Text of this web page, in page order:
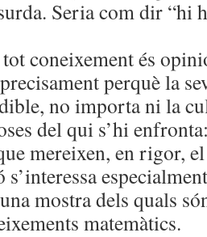
Seria com dir “hi
coneixement és
perquè la
no importa ni la
del qui s’hi
mereixen, en rigor,
s’interessa
mostra dels quals
matemàtics.